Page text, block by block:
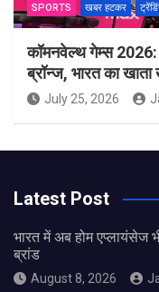
SPORTS खबर हटकर
कॉमनवेल्थ गेम्स 2026:
ब्रॉन्ज, भारत का
July 25, 2026
Latest Post
भारत में अब होम एप्लायंसेज
ब्रांड
August 8, 2026